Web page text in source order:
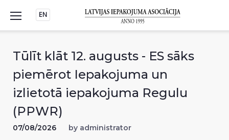
content
EN
Tūlīt klāt 12. augusts - ES sāks
piemērot Iepakojuma un
izlietotā iepakojuma Regulu
(PPWR)
07/08/2026 by administrator